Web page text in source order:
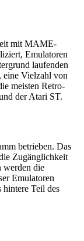
mit MAME-
Emulatoren
laufenden
eine Vielzahl von
meisten Retro-
der Atari ST.
betrieben. Das
Zugänglichkeit
werden die
Emulatoren
hintere Teil des